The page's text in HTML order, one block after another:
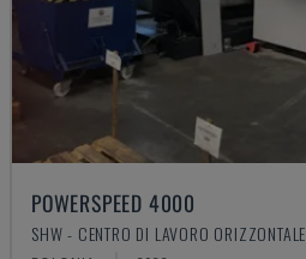
POWERSPEED 4000
SHW - CENTRO DI LAVORO ORIZZONTALE